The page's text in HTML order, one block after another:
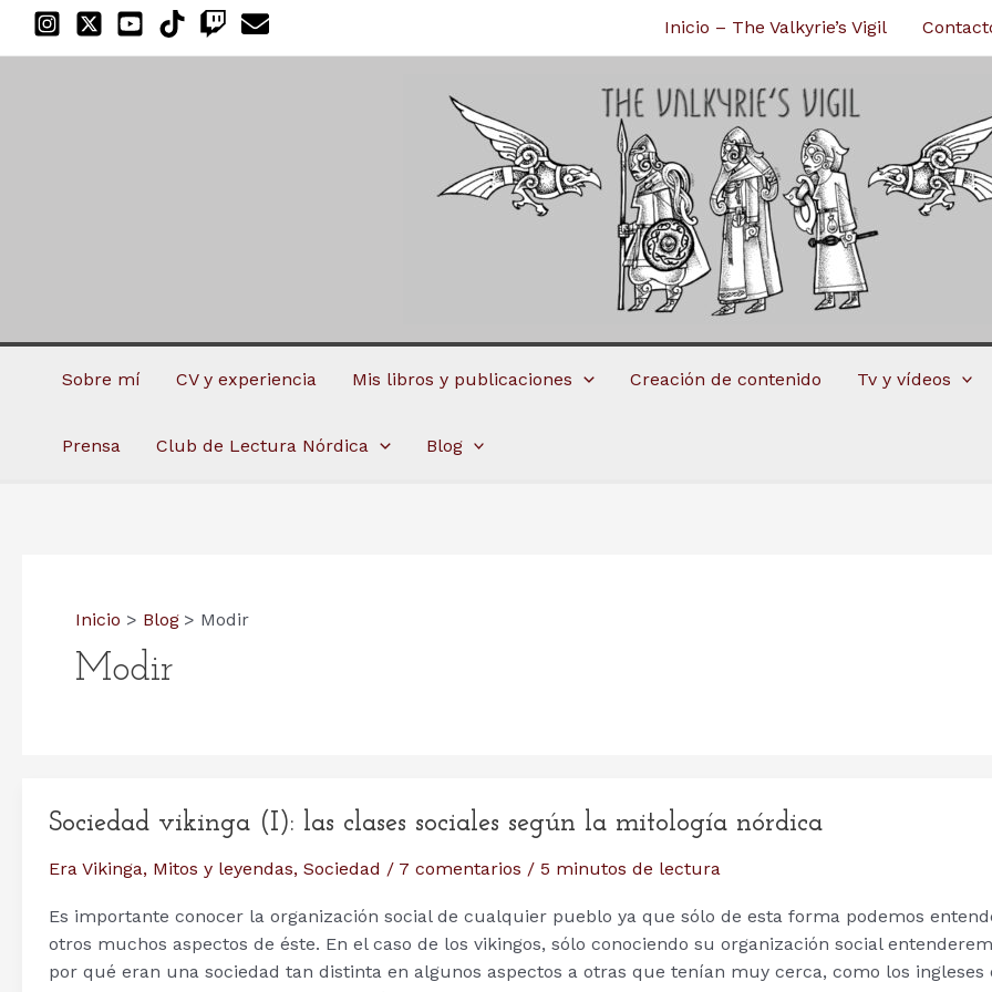
Inicio – The Valkyrie’s Vigil
Sobre mí CV y experiencia Mis libros y publicaciones Creación de contenido Tv y vídeos
Prensa Club de Lectura Nórdica Blog
Inicio Blog Modir
Modir
Sociedad vikinga (I): las clases sociales según la mitología nórdica
Era Vikinga, Mitos y leyendas, Sociedad / 7 comentarios / 5 minutos de lectura
Es importante conocer la organización social de cualquier pueblo ya que sólo de esta forma podemos
otros muchos aspectos de éste. En el caso de los vikingos, sólo conociendo su organización social
por qué eran una sociedad tan distinta en algunos aspectos a otras que tenían muy cerca, como los ingleses